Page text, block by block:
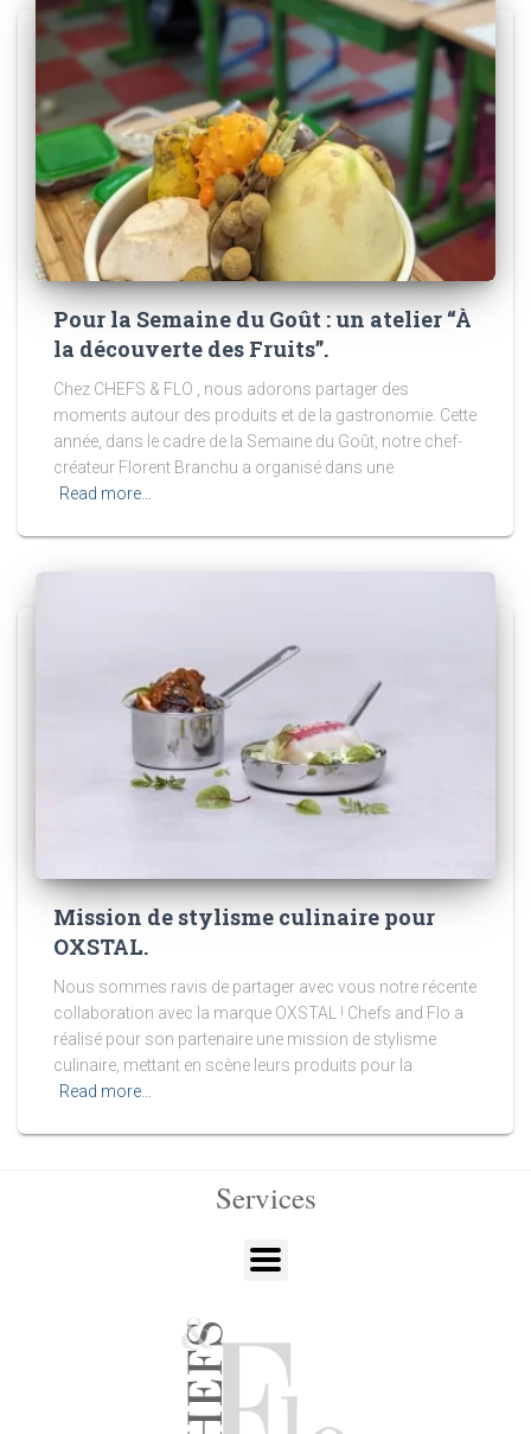
Pour la Semaine du Goût : un atelier “À
la découverte des Fruits”.
Chez CHEFS & FLO , nous adorons partager des
moments autour des produits et de la gastronomie. Cette
année, dans le cadre de la Semaine du Goût, notre chef-
créateur Florent Branchu a organisé dans une
Read more…
Mission de stylisme culinaire pour
OXSTAL.
Nous sommes ravis de partager avec vous notre récente
collaboration avec la marque OXSTAL ! Chefs and Flo a
réalisé pour son partenaire une mission de stylisme
culinaire, mettant en scène leurs produits pour la
Read more…
Services